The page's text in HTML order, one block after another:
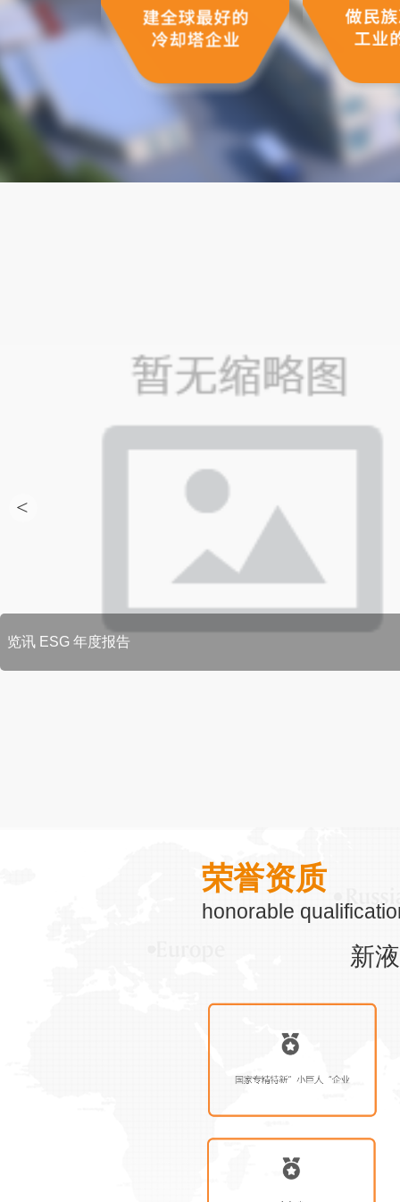
<
览讯 ESG 年度报告
荣誉资质
honorable
新